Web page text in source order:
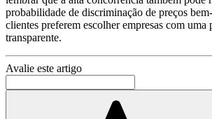
probabilidade de discriminação de preços
clientes preferem escolher empresas com uma
transparente.
Avalie este artigo